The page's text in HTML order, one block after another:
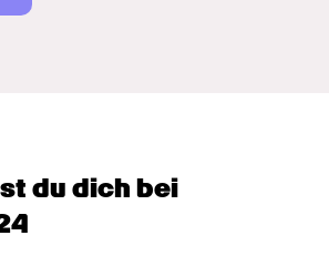
du dich bei